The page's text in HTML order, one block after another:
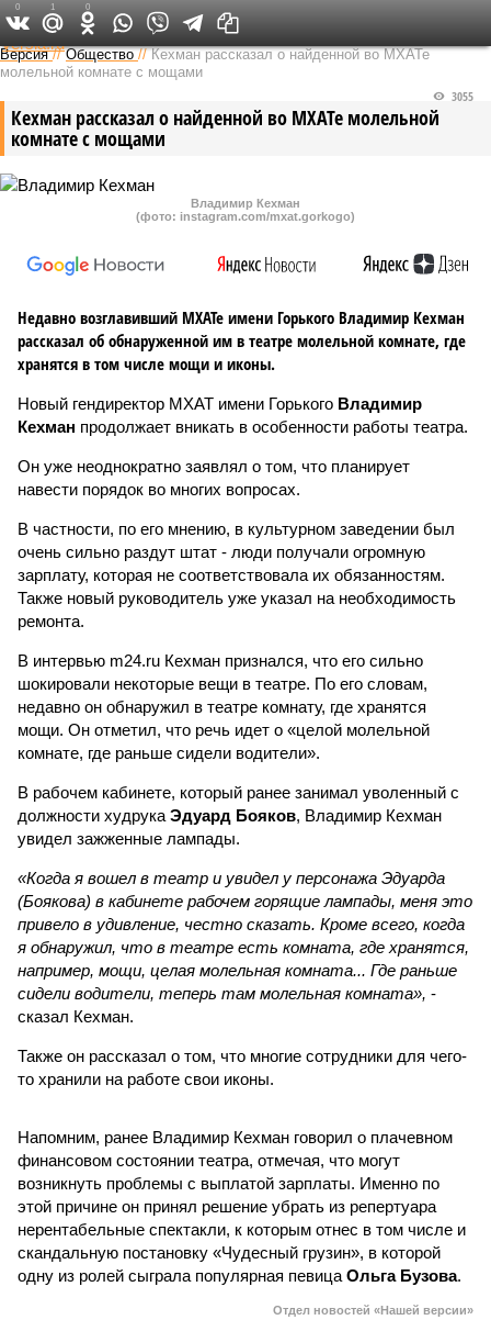
Федеральный выпуск
Версия //Общество //Кехман рассказал о найденной во МХАТе
молельной комнате с мощами
Кехман рассказал о найденной во МХАТе молельной
комнате с мощами
3055
Владимир Кехман
(фото: instagram.com/mxat.gorkogo)
Недавно возглавивший МХАТе имени Горького Владимир Кехман
рассказал об обнаруженной им в театре молельной комнате, где
хранятся в том числе мощи и иконы.
Новый гендиректор МХАТ имени Горького Владимир
Кехман продолжает вникать в особенности работы театра.
Он уже неоднократно заявлял о том, что планирует
навести порядок во многих вопросах.
В частности, по его мнению, в культурном заведении был
очень сильно раздут штат - люди получали огромную
зарплату, которая не соответствовала их обязанностям.
Также новый руководитель уже указал на необходимость
ремонта.
В интервью m24.ru Кехман признался, что его сильно
шокировали некоторые вещи в театре. По его словам,
недавно он обнаружил в театре комнату, где хранятся
мощи. Он отметил, что речь идет о «целой молельной
комнате, где раньше сидели водители».
В рабочем кабинете, который ранее занимал уволенный с
должности худрука Эдуард Бояков, Владимир Кехман
увидел зажженные лампады.
«Когда я вошел в театр и увидел у персонажа Эдуарда
(Боякова) в кабинете рабочем горящие лампады, меня это
привело в удивление, честно сказать. Кроме всего, когда
я обнаружил, что в театре есть комната, где хранятся,
например, мощи, целая молельная комната... Где раньше
сидели водители, теперь там молельная комната», -
сказал Кехман.
Также он рассказал о том, что многие сотрудники для чего-
то хранили на работе свои иконы.
Напомним, ранее Владимир Кехман говорил о плачевном
финансовом состоянии театра, отмечая, что могут
возникнуть проблемы с выплатой зарплаты. Именно по
этой причине он принял решение убрать из репертуара
нерентабельные спектакли, к которым отнес в том числе и
скандальную постановку «Чудесный грузин», в которой
одну из ролей сыграла популярная певица Ольга Бузова.
0 1 0
Отдел новостей «Нашей версии»